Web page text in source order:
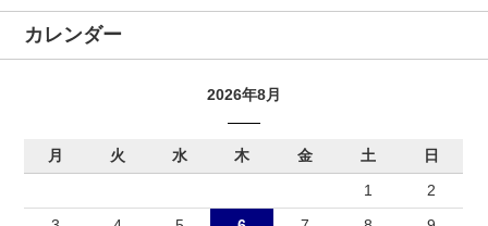
カレンダー
2026年8月
月 火 水 木 金 土
日
1
2